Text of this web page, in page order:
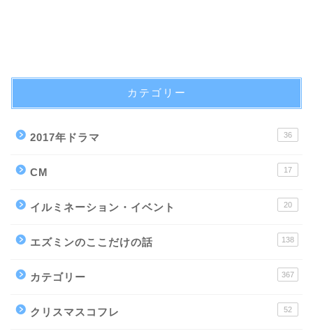
カテゴリー
2017年ドラマ 36
CM 17
イルミネーション・イベント 20
エズミンのここだけの話 138
カテゴリー 367
クリスマスコフレ 52